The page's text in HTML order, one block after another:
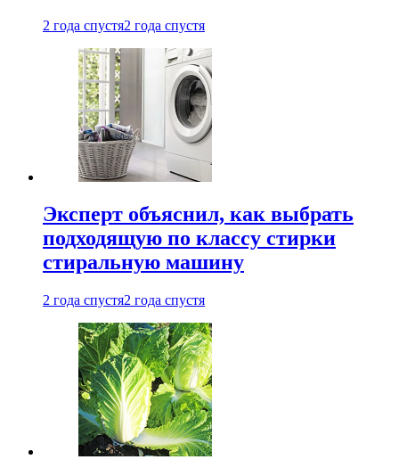
2 года спустя2 года спустя
Эксперт объяснил, как выбрать
подходящую по классу стирки
стиральную машину
2 года спустя2 года спустя